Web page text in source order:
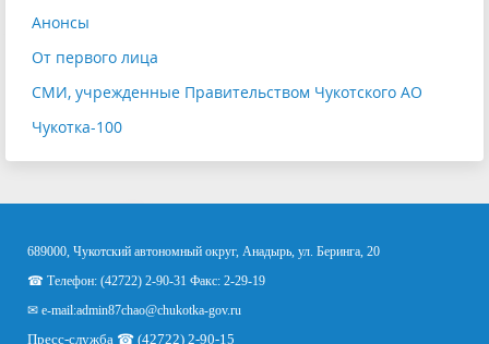
Анонсы
От первого лица
СМИ, учрежденные Правительством Чукотского АО
Чукотка-100
689000, Чукотский автономный округ, Анадырь, ул. Беринга, 20
☎ Телефон: (42722) 2-90-31 Факс: 2-29-19
✉ e-mail:admin87chao@chukotka-gov.ru
Пресс-служба ☎ (42722) 2-90-15